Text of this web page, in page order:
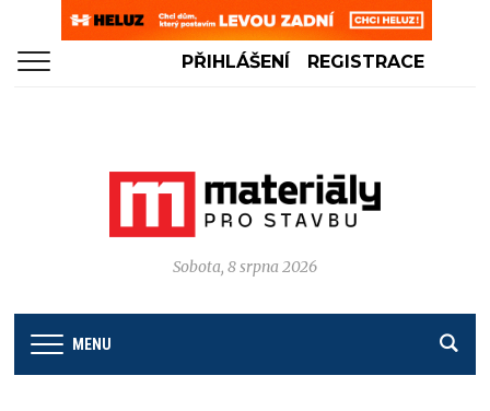
PŘIHLÁŠENÍ REGISTRACE
Sobota, 8 srpna 2026
MENU